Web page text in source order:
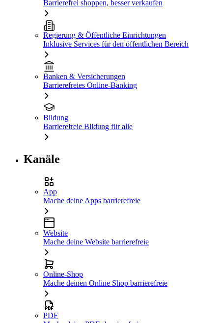
Barrierefrei shoppen, besser verkaufen
Regierung & Öffentliche Einrichtungen
Inklusive Services für den öffentlichen Bereich
Banken & Versicherungen
Barrierefreies Online-Banking
Bildung
Barrierefreie Bildung für alle
Kanäle
App
Mache deine Apps barrierefreie
Website
Mache deine Website barrierefreie
Online-Shop
Mache deinen Online Shop barrierefreie
PDF